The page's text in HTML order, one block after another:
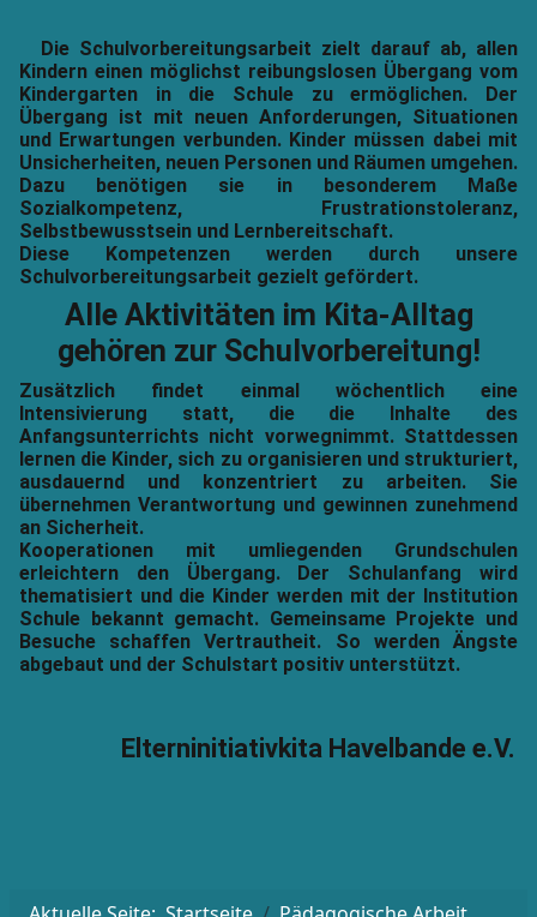
Die Schulvorbereitungsarbeit zielt darauf ab, allen
Kindern einen möglichst reibungslosen Übergang vom
Kindergarten in die Schule zu ermöglichen. Der
Übergang ist mit neuen Anforderungen, Situationen
und Erwartungen verbunden. Kinder müssen dabei mit
Unsicherheiten, neuen Personen und Räumen umgehen.
Dazu benötigen sie in besonderem Maße
Sozialkompetenz, Frustrationstoleranz,
Selbstbewusstsein und Lernbereitschaft.
Diese Kompetenzen werden durch unsere
Schulvorbereitungsarbeit gezielt gefördert.
Alle Aktivitäten im Kita-Alltag
gehören zur Schulvorbereitung!
Zusätzlich findet einmal wöchentlich eine
Intensivierung statt, die die Inhalte des
Anfangsunterrichts nicht vorwegnimmt. Stattdessen
lernen die Kinder, sich zu organisieren und strukturiert,
ausdauernd und konzentriert zu arbeiten. Sie
übernehmen Verantwortung und gewinnen zunehmend
an Sicherheit.
Kooperationen mit umliegenden Grundschulen
erleichtern den Übergang. Der Schulanfang wird
thematisiert und die Kinder werden mit der Institution
Schule bekannt gemacht. Gemeinsame Projekte und
Besuche schaffen Vertrautheit. So werden Ängste
abgebaut und der Schulstart positiv unterstützt.
Elterninitiativkita Havelbande e.V.